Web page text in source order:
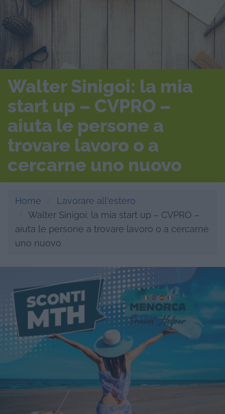
Walter Sinigoi: la mia
start up – CVPRO –
aiuta le persone a
trovare lavoro o a
cercarne uno nuovo
Home
Lavorare all'estero
Walter Sinigoi: la mia start up – CVPRO –
aiuta le persone a trovare lavoro o a cercarne
uno nuovo